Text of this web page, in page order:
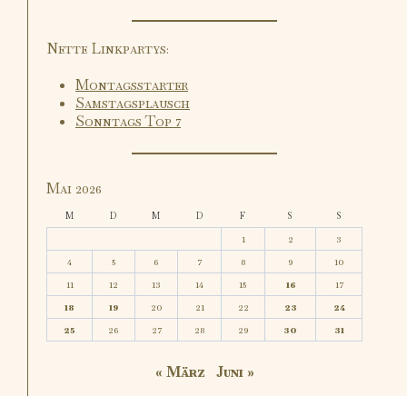
Nette Linkpartys:
Montagsstarter
Samstagsplausch
Sonntags Top 7
Mai 2026
M D M D F S S
1 2
3
4
5 6 7 8 9
10
11
12 13 14 15 16
17
18
19 20 21 22 23
24
25
26 27 28 29 30 31
« März Juni »